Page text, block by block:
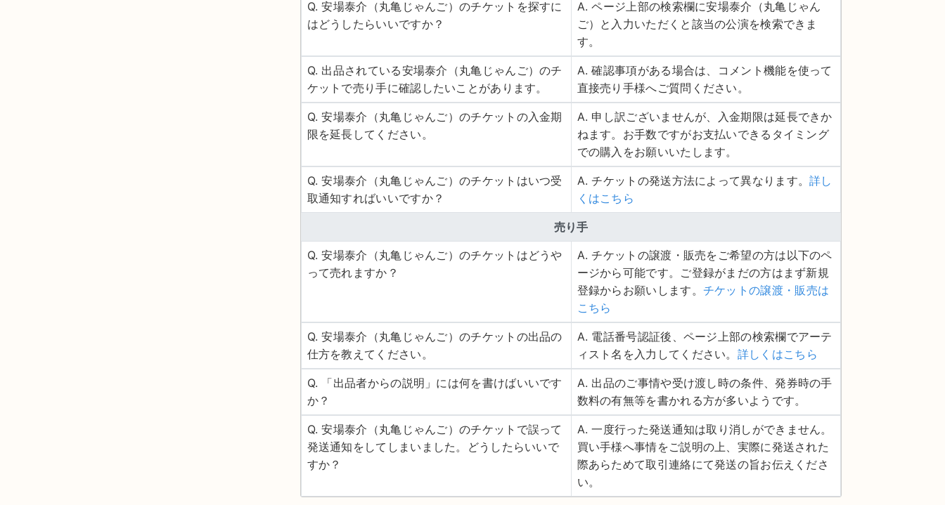
Q. 安場泰介（丸亀じゃんご）のチケットを探すに
はどうしたらいいですか？
A. ページ上部の検索欄に安場泰介（丸亀じゃん
ご）と入力いただくと該当の公演を検索できま
す。
Q. 出品されている安場泰介（丸亀じゃんご）のチ
ケットで売り手に確認したいことがあります。
A. 確認事項がある場合は、コメント機能を使って
直接売り手様へご質問ください。
Q. 安場泰介（丸亀じゃんご）のチケットの入金期
限を延長してください。
A. 申し訳ございませんが、入金期限は延長できか
ねます。お手数ですがお支払いできるタイミング
での購入をお願いいたします。
Q. 安場泰介（丸亀じゃんご）のチケットはいつ受
取通知すればいいですか？
A. チケットの発送方法によって異なります。詳し
くはこちら
売り手
Q. 安場泰介（丸亀じゃんご）のチケットはどうや
って売れますか？
A. チケットの譲渡・販売をご希望の方は以下のペ
ージから可能です。ご登録がまだの方はまず新規
登録からお願いします。 チケットの譲渡・販売は
こちら
Q. 安場泰介（丸亀じゃんご）のチケットの出品の
仕方を教えてください。
A. 電話番号認証後、ページ上部の検索欄でアーテ
ィスト名を入力してください。 詳しくはこちら
Q. 「出品者からの説明」には何を書けばいいです
か？
A. 出品のご事情や受け渡し時の条件、発券時の手
数料の有無等を書かれる方が多いようです。
Q. 安場泰介（丸亀じゃんご）のチケットで誤って
発送通知をしてしまいました。どうしたらいいで
すか？
A. 一度行った発送通知は取り消しができません。
買い手様へ事情をご説明の上、実際に発送された
際あらためて取引連絡にて発送の旨お伝えくださ
い。